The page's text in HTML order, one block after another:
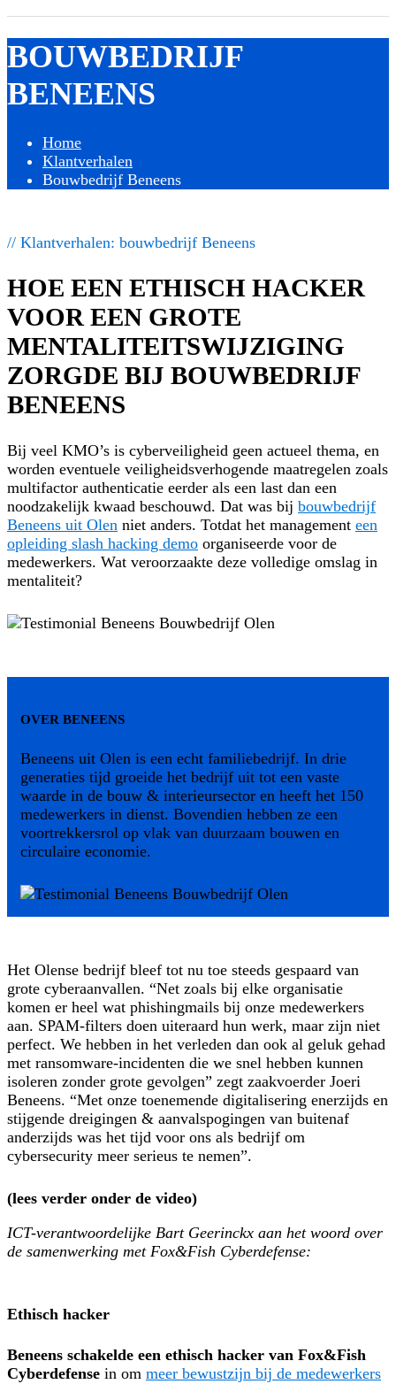
BOUWBEDRIJF
BENEENS
Home
Klantverhalen
Bouwbedrijf Beneens
// Klantverhalen: bouwbedrijf Beneens
HOE EEN ETHISCH HACKER
VOOR EEN GROTE
MENTALITEITSWIJZIGING
ZORGDE BIJ BOUWBEDRIJF
BENEENS
Bij veel KMO’s is cyberveiligheid geen actueel thema, en
worden eventuele veiligheidsverhogende maatregelen zoals
multifactor authenticatie eerder als een last dan een
noodzakelijk kwaad beschouwd. Dat was bij bouwbedrijf
Beneens uit Olen niet anders. Totdat het management een
opleiding slash hacking demo organiseerde voor de
medewerkers. Wat veroorzaakte deze volledige omslag in
mentaliteit?
OVER BENEENS
Beneens uit Olen is een echt familiebedrijf. In drie
generaties tijd groeide het bedrijf uit tot een vaste
waarde in de bouw & interieursector en heeft het 150
medewerkers in dienst. Bovendien hebben ze een
voortrekkersrol op vlak van duurzaam bouwen en
circulaire economie.
Het Olense bedrijf bleef tot nu toe steeds gespaard van
grote cyberaanvallen. “Net zoals bij elke organisatie
komen er heel wat phishingmails bij onze medewerkers
aan. SPAM-filters doen uiteraard hun werk, maar zijn niet
perfect. We hebben in het verleden dan ook al geluk gehad
met ransomware-incidenten die we snel hebben kunnen
isoleren zonder grote gevolgen” zegt zaakvoerder Joeri
Beneens. “Met onze toenemende digitalisering enerzijds en
stijgende dreigingen & aanvalspogingen van buitenaf
anderzijds was het tijd voor ons als bedrijf om
cybersecurity meer serieus te nemen”.
(lees verder onder de video)
ICT-verantwoordelijke Bart Geerinckx aan het woord over
de samenwerking met Fox&Fish Cyberdefense:
Ethisch hacker
Beneens schakelde een ethisch hacker van Fox&Fish
Cyberdefense in om meer bewustzijn bij de medewerkers